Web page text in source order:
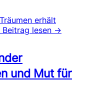
erhält
Beitrag lesen →
und Mut für